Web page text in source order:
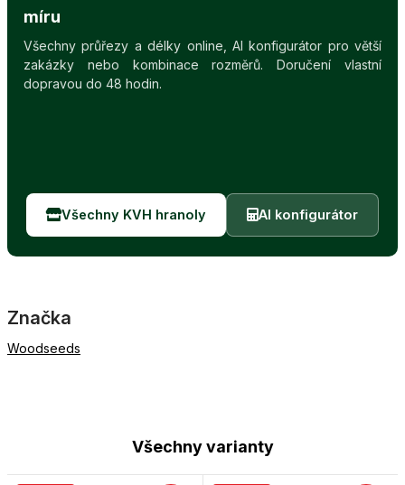
míru
Všechny průřezy a délky online, AI konfigurátor pro větší
zakázky nebo kombinace rozměrů. Doručení vlastní
dopravou do 48 hodin.
Všechny KVH hranoly AI konfigurátor
Značka
Woodseeds
Všechny varianty